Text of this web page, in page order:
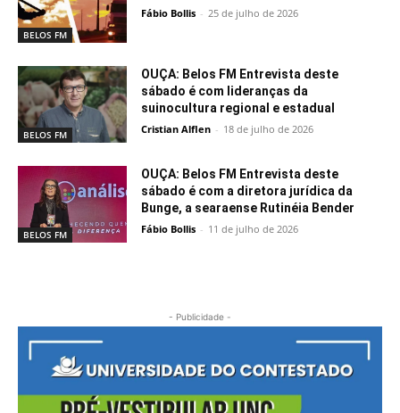
BELOS FM
Fábio Bollis - 25 de julho de 2026
BELOS FM
OUÇA: Belos FM Entrevista deste
sábado é com lideranças da
suinocultura regional e estadual
Cristian Alflen - 18 de julho de 2026
BELOS FM
OUÇA: Belos FM Entrevista deste
sábado é com a diretora jurídica da
Bunge, a searaense Rutinéia Bender
Fábio Bollis - 11 de julho de 2026
- Publicidade -